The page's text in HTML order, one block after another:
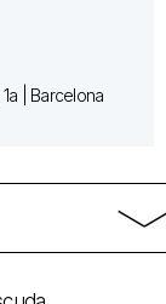
| Barcelona